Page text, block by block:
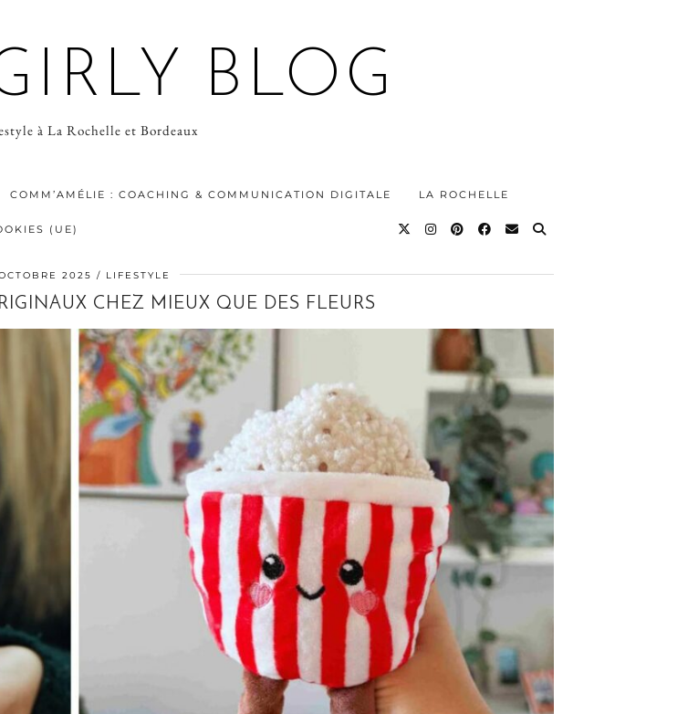
BLOG
à La Rochelle et Bordeaux
COMM’AMÉLIE : COACHING & COMMUNICATION DIGITALE LA ROCHELLE
(UE)
2025 LIFESTYLE
CHEZ MIEUX QUE DES FLEURS